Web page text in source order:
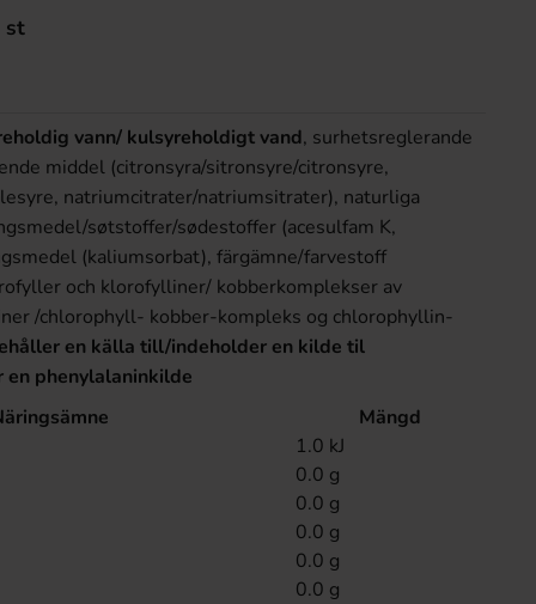
st
vann/ kulsyreholdigt vand, surhetsreglerande
middel (citronsyra/sitronsyre/citronsyre,
natriumcitrater/natriumsitrater), naturliga
søtstoffer/sødestoffer (acesulfam K,
(kaliumsorbat), färgämne/farvestoff
och klorofylliner/ kobberkomplekser av
/chlorophyll- kobber-kompleks og chlorophyllin-
en källa till/indeholder en kilde til
phenylalaninkilde
Mängd
1.0 kJ
0.0 g
0.0 g
0.0 g
0.0 g
0.0 g